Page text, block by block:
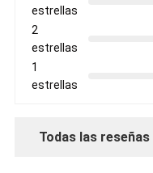
estrellas
2
estrellas
1
estrellas
Todas las reseñas